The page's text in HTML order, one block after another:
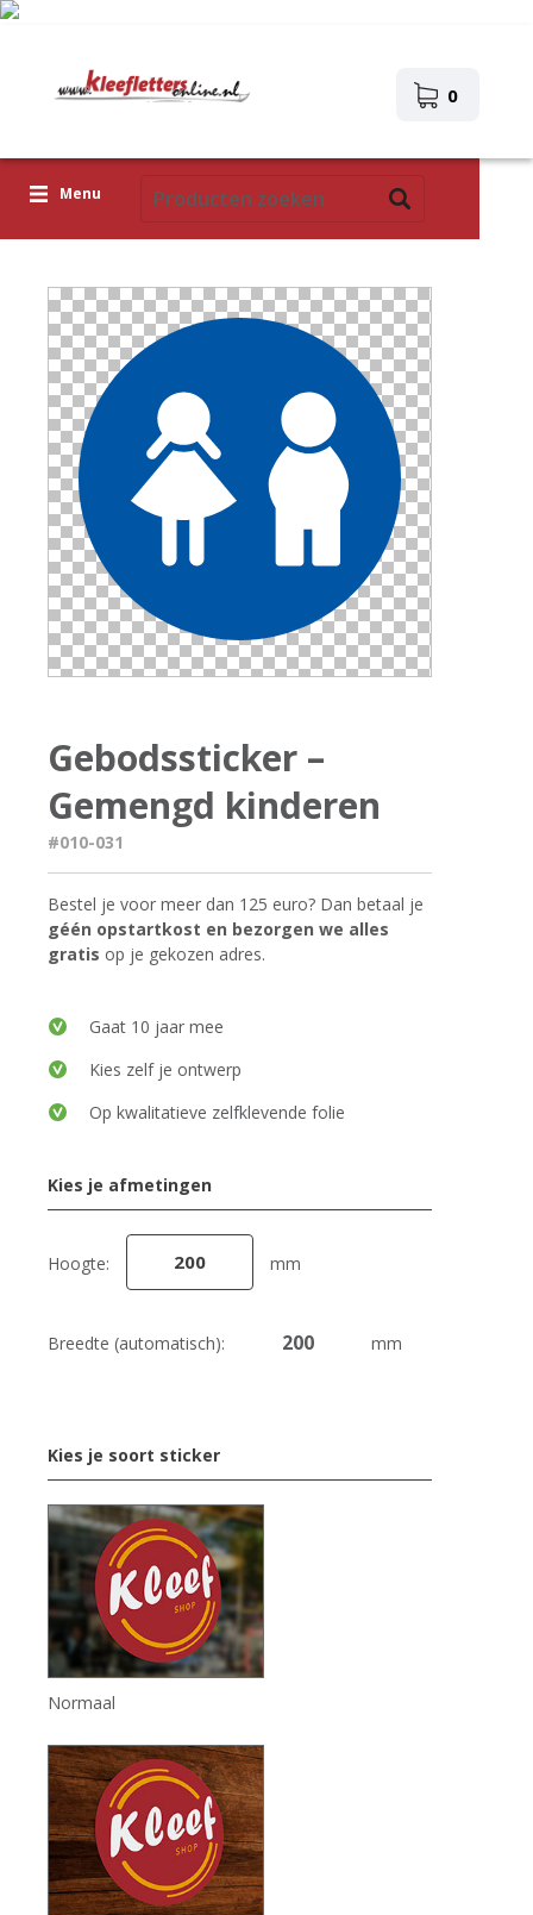
0
Menu
Pictogrammen
Zelfklevende afbeeldingen
Upload je eigen ontwerp
Corona Covid-19
Gebodssticker –
Gemengd kinderen
#010-031
Bestel je voor meer dan 125 euro? Dan betaal je
géén opstartkost en bezorgen we alles
gratis op je gekozen adres.
Gaat 10 jaar mee
Kies zelf je ontwerp
Op kwalitatieve zelfklevende folie
Kies je afmetingen
Hoogte: mm
Breedte (automatisch): mm
Kies je soort sticker
Normaal